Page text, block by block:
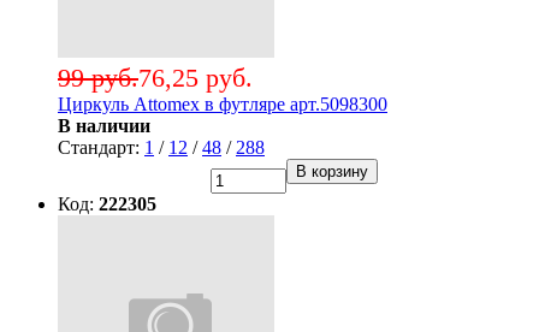
76,25 руб.
99 руб.
Циркуль Attomex в футляре арт.5098300
В наличии
Стандарт: 1 / 12 /48 / 288
В корзину
Код: 222305